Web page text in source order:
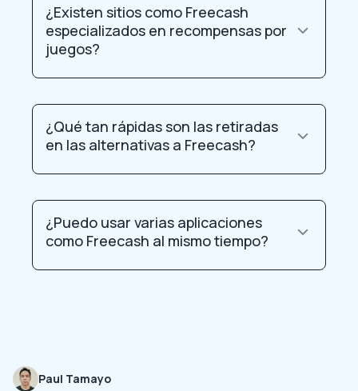
¿Existen sitios como Freecash
especializados en recompensas por
juegos?
¿Qué tan rápidas son las retiradas
en las alternativas a Freecash?
¿Puedo usar varias aplicaciones
como Freecash al mismo tiempo?
Paul Tamayo